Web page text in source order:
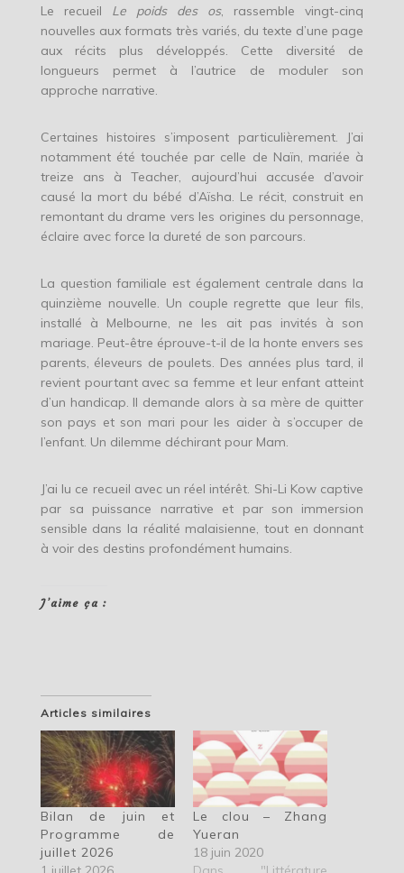
Le recueil Le poids des os, rassemble vingt-cinq
nouvelles aux formats très variés, du texte d’une page
aux récits plus développés. Cette diversité de
longueurs permet à l’autrice de moduler son
approche narrative.
Certaines histoires s’imposent particulièrement. J’ai
notamment été touchée par celle de Naïn, mariée à
treize ans à Teacher, aujourd’hui accusée d’avoir
causé la mort du bébé d’Aïsha. Le récit, construit en
remontant du drame vers les origines du personnage,
éclaire avec force la dureté de son parcours.
La question familiale est également centrale dans la
quinzième nouvelle. Un couple regrette que leur fils,
installé à Melbourne, ne les ait pas invités à son
mariage. Peut-être éprouve-t-il de la honte envers ses
parents, éleveurs de poulets. Des années plus tard, il
revient pourtant avec sa femme et leur enfant atteint
d’un handicap. Il demande alors à sa mère de quitter
son pays et son mari pour les aider à s’occuper de
l’enfant. Un dilemme déchirant pour Mam.
J’ai lu ce recueil avec un réel intérêt. Shi-Li Kow captive
par sa puissance narrative et par son immersion
sensible dans la réalité malaisienne, tout en donnant
à voir des destins profondément humains.
J’aime ça :
Articles similaires
Bilan de juin et
Programme de
juillet 2026
Le clou – Zhang
Yueran
18 juin 2020